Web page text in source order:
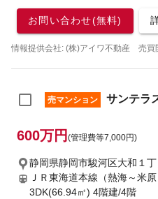
お問い合わせ(無料)
情報提供会社: (株)アイワ不動産 売買
売マンション サンテラ
600万円 (管理費等7,000円)
静岡県静岡市駿河区大和１丁
ＪＲ東海道本線（熱海～米
3DK(66.94㎡) 4階建/4階